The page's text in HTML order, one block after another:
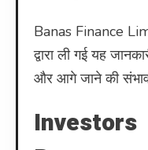
Banas Finance
द्वारा ली गई यह
और आगे जाने की
Investors